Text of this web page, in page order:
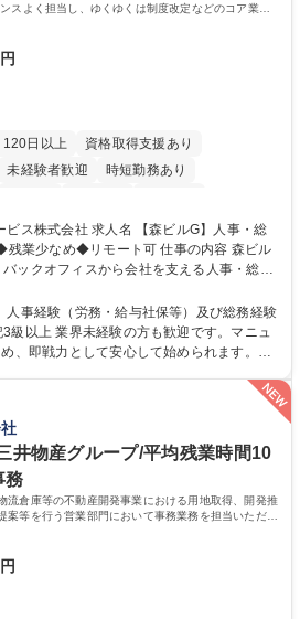
スよく担当し、ゆくゆくは制度改定などのコア業務
です。
日以上
資格取得支援あり
未経験者歓迎
時短勤務あり
長期歓迎 駅近5分以内 土日祝休み
【森ビルG】人事・総
◆リモート可 仕事の内容 森ビル
ックオフィスから会社を支える人事・総務
業務をバランスよく担当し、ゆくゆくは制
きる、やりがいある環境です。 ■勤怠管
き、年末調整等の労務管理全般 ■入退社手続
改定などのコア業務 ■社内イベントの企画
たの経験に合わせて不足している部分はいつ
っているため、安心して成長できます。 募
務◆賞与5ヶ月◆年休120日◆残業少なめ◆
人事経験（労務・給与社保等）及び総務経験
3級以上 業界未経験の方も歓迎です。マニュ
、即戦力として安心して始められます。
社内規定や人事制度の改定など会社のコア業
長と組織への貢献度をダイレクトに実感で
モート可など、ワークライフバランスを保
「これまでの幅広い経験を活かし、長期的な
向きな意欲と挑戦を全力で応援します。 学
専 短大 専修学校 高校 語学力： 資格：日商
日商簿記検定3級
井物産グループ/平均残業時間10
務
流倉庫等の不動産開発事業における用地取得、開発推
等を行う営業部門において事務業務を担当いただき